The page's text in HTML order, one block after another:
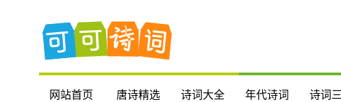
网站首页 唐诗精选 诗词大全 年代诗词 诗词